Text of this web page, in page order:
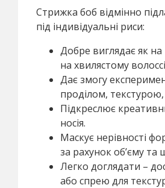
Стрижка боб відмінно
під індивідуальні риси:
Добре виглядає як на
на хвилястому
Дає змогу
проділом,
Підкреслює
носія.
Маскує нерівності
за рахунок об’єму та
Легко доглядати –
або спрею для